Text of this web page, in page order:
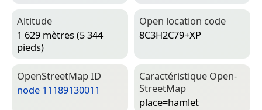
Altitude
1 629 mètres (5 344
pieds)
Open location code
8C3H2C79+XP
Open­Street­Map ID
node 11189130011
Caractéristique Open­
Street­Map
place=­hamlet